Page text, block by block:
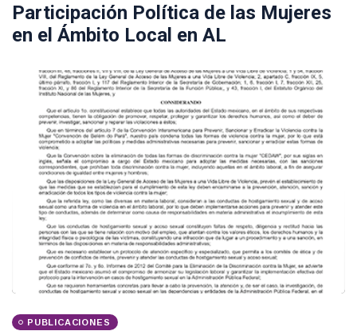
Participación Política de las Mujeres
en el Ámbito Local en AL
PUBLICACIONES